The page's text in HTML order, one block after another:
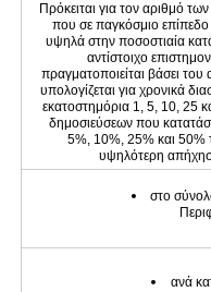
Πρόκειται για τον αριθμό
που σε παγκόσμιο επίπεδο
υψηλά στην ποσοστιαία
αντίστοιχο
πραγματοποιείται βάσει
υπολογίζεται για χρονικά
εκατοστημόρια 1, 5, 10, 25
δημοσιεύσεων που
5%, 10%, 25% και 50%
υψηλότερη
στο
ανά